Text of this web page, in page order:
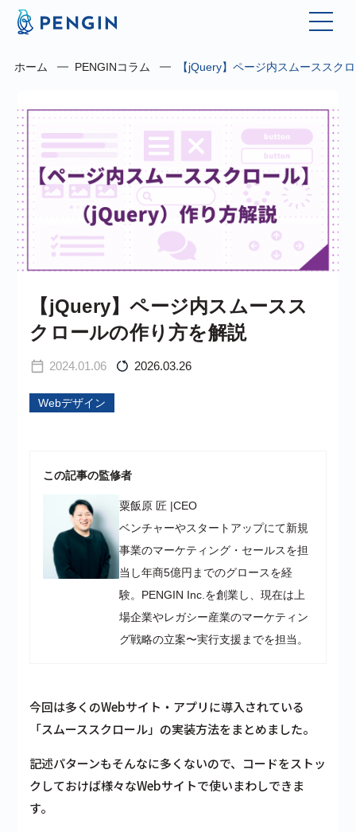
ホーム PENGINコラム 【jQuery】ページ内スムーススク
2024.01.06 2026.03.26
Webデザイン
【jQuery】ページ内スムースス
クロールの作り方を解説
この記事の監修者
粟飯原 匠 |CEO
ベンチャーやスタートアップにて新規
事業のマーケティング・セールスを担
当し年商5億円までのグロースを経
験。PENGIN Inc.を創業し、現在は上
場企業やレガシー産業のマーケティン
グ戦略の立案〜実行支援までを担当。
今回は多くのWebサイト・アプリに導入されている
「スムーススクロール」の実装方法をまとめました。
記述パターンもそんなに多くないので、コードをストッ
クしておけば様々なWebサイトで使いまわしできま
す。